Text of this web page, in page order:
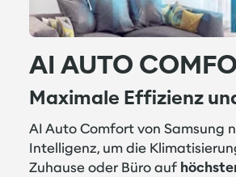
AI AUTO
Maximale Effizienz
AI Auto Comfort von Samsung
Intelligenz, um die
Zuhause oder Büro auf